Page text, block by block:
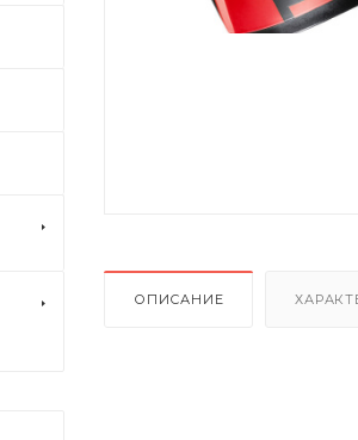
ОПИСАНИЕ